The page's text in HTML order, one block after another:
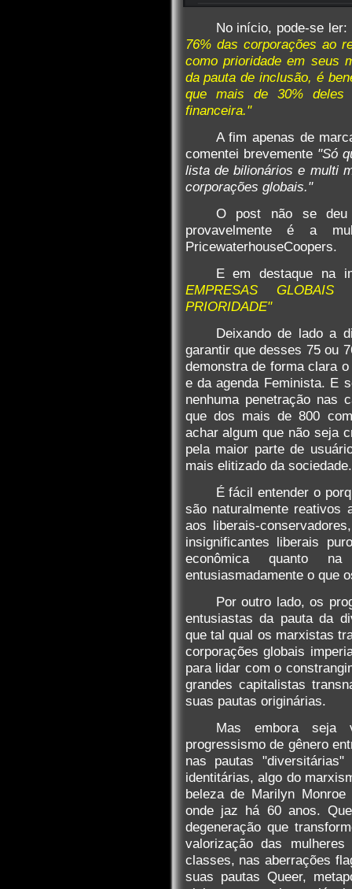
No início, pode-se ler:
76% das corporações ao
como prioridade em seus
da pauta de inclusão, é
que mais de 30% deles
financeira."
A fim apenas de
comentei brevemente "Só
lista de bilionários e multi
corporações globais."
O post não se deu
provavelmente é a
PricewaterhouseCoopers.
E em destaque na
EMPRESAS GLOBAIS
PRIORIDADE"
Deixando de lado a
garantir que desses 75 ou
demonstra de forma clara
e da agenda Feminista. E
nenhuma penetração nas
que dos mais de 800
achar algum que não seja
pela maior parte de
mais elitizado da sociedade.
É fácil entender o
são naturalmente reativos
aos liberais-
insignificantes liberais
econômica quanto
entusiasmadamente o que
Por outro lado, os
entusiastas da pauta da
que tal qual os marxistas
corporações globais
para lidar com o
grandes capitalistas
suas pautas originárias.
Mas embora seja
progressismo de gênero
nas pautas
identitárias, algo do
beleza de Marilyn
onde jaz há 60 anos.
degeneração que
valorização das
classes, nas aberrações
suas pautas Queer,